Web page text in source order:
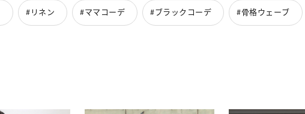
#リネン #ママコーデ #ブラックコーデ #骨格ウェーブ